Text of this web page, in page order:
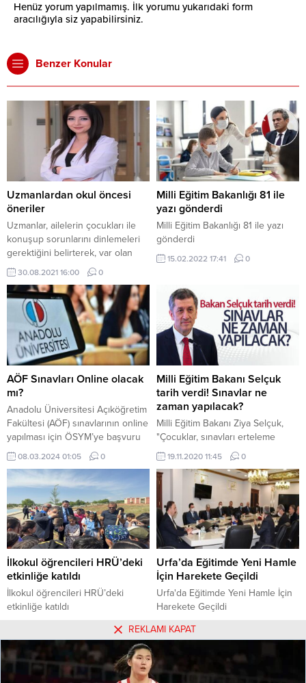
Henüz yorum yapılmamış. İlk yorumu yukarıdaki form
aracılığıyla siz yapabilirsiniz.
Benzer Konular
Uzmanlardan okul öncesi
öneriler
Uzmanlar, ailelerin çocukları ile
konuşup sorunlarını dinlemeleri
gerektiğini belirterek, var olan
problemlere yönelik çözüm
üretme sürecinin birlikte
yönetilmesini ve empati yapılarak
yaklaşılmasını tavsiye ediyor.
Üsküdar Üniversitesi NP
Feneryolu Tıp Merkezi’nden
Uzman Klinik Psikolog Seda
Aydoğdu, yeni eğitim döneminde
çocukların okula uyum ve
adaptasyon sorunu yaşamamaları
için ebeveynlere çok önemli
tavsiyelerde...
30.08.2021 16:00 0
Milli Eğitim Bakanlığı 81 ile
yazı gönderdi
Milli Eğitim Bakanlığı 81 ile yazı
gönderdi
15.02.2022 17:41 0
AÖF Sınavları Online olacak
mı?
Anadolu Üniversitesi Açıköğretim
Fakültesi (AÖF) sınavlarının online
yapılması için ÖSYM’ye başvuru
yapıldı. Binlerce öğrenci CİMER’e
sınavların online yapılabilmesi için
dilekçe yazdı. Pandemi
döneminde başlayan uzaktan
eğitim ile AÖF sınavları bir süre
online yapılmış ardından
geçtiğimiz yıl yine yüz yüze
yapılmaya başlanmıştı. AÖF’ye
devam eden öğrenciler, iş
hayatında olduklarını ve hem...
08.03.2024 01:05 0
Milli Eğitim Bakanı Selçuk
tarih verdi! Sınavlar ne
zaman yapılacak?
Milli Eğitim Bakanı Ziya Selçuk,
"Çocuklar, sınavları erteleme
sebebimiz, sağlığınızı koruma
sorumluluğumuzdur" dedi.
19.11.2020 11:45 0
İlkokul öğrencileri HRÜ’deki
etkinliğe katıldı
İlkokul öğrencileri HRÜ’deki
etkinliğe katıldı
Urfa’da Eğitimde Yeni Hamle
İçin Harekete Geçildi
Urfa'da Eğitimde Yeni Hamle İçin
Harekete Geçildi
06.01.2022 15:22
REKLAMI KAPAT